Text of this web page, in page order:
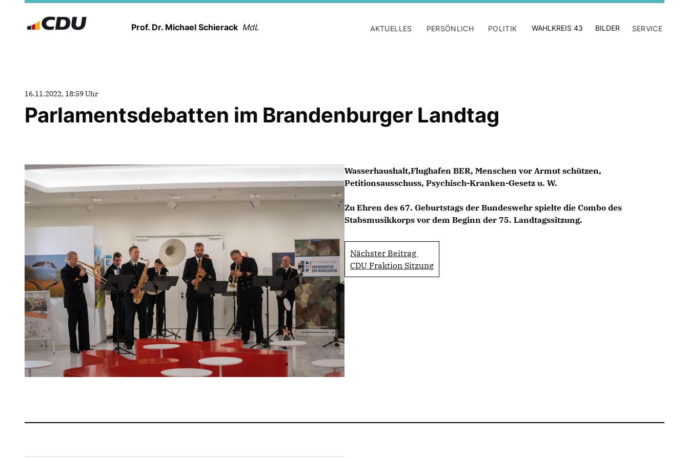
Prof. Dr. Michael Schierack MdL AKTUELLES PERSÖNLICH POLITIK WAHLKREIS 43 BILDER SERVICE
16.11.2022, 18:59 Uhr
Parlamentsdebatten im Brandenburger Landtag
Wasserhaushalt,Flughafen BER, Menschen vor Armut schützen,
Petitionsausschuss, Psychisch-Kranken-Gesetz u. W.
Zu Ehren des 67. Geburtstags der Bundeswehr spielte die Combo des
Stabsmusikkorps vor dem Beginn der 75. Landtagssitzung.
Nächster Beitrag
CDU Fraktion Sitzung